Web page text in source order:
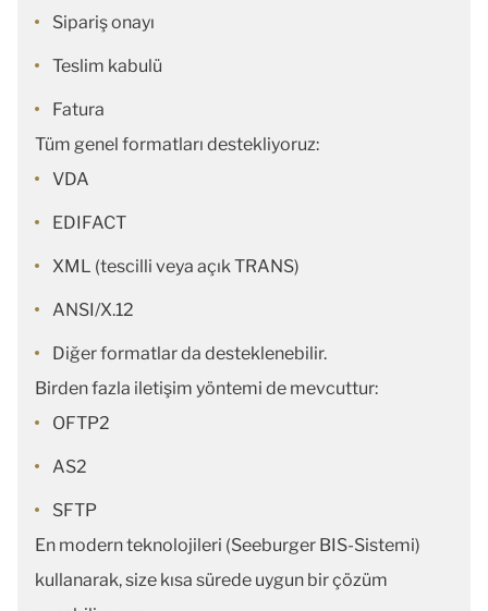
Sipariş onayı
Teslim kabulü
Fatura
Tüm genel formatları destekliyoruz:
VDA
EDIFACT
XML (tescilli veya açık TRANS)
ANSI/X.12
Diğer formatlar da desteklenebilir.
Birden fazla iletişim yöntemi de mevcuttur:
OFTP2
AS2
SFTP
En modern teknolojileri (Seeburger BIS-Sistemi)
kullanarak, size kısa sürede uygun bir çözüm